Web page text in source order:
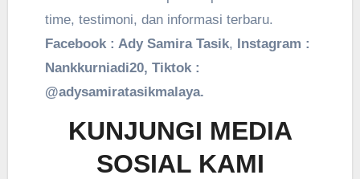
time, testimoni, dan informasi terbaru.
Facebook : Ady Samira Tasik, Instagram :
Nankkurniadi20, Tiktok :
@adysamiratasikmalaya.
KUNJUNGI MEDIA
SOSIAL KAMI